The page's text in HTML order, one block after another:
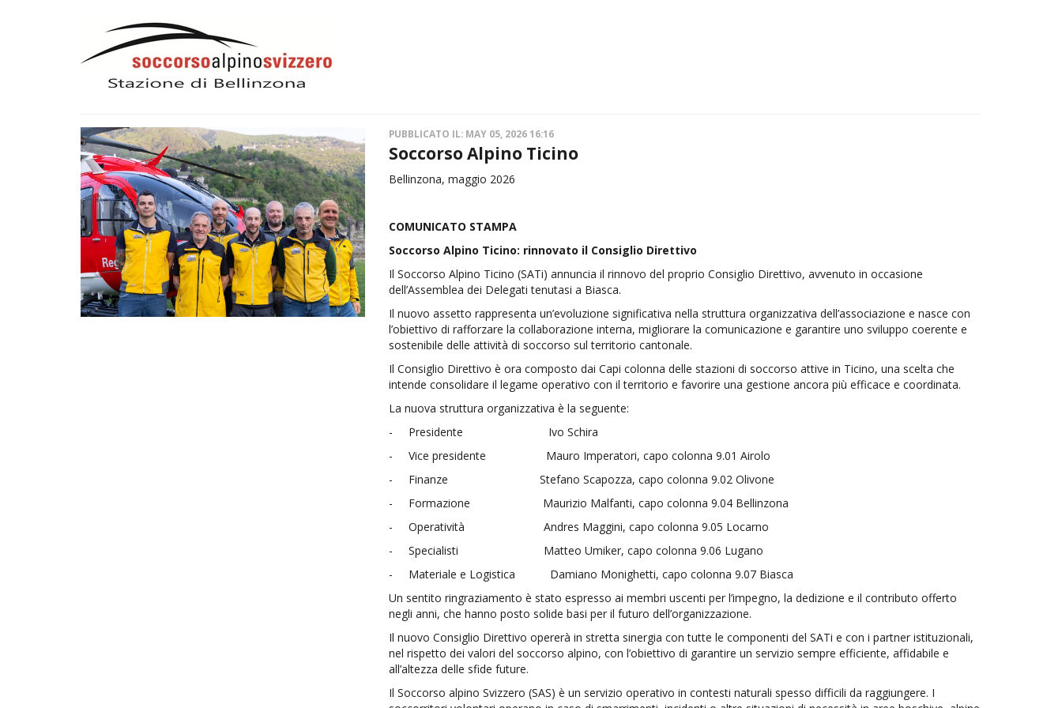
PUBBLICATO IL: MAY 05, 2026 16:16
Soccorso Alpino Ticino
Bellinzona, maggio 2026
COMUNICATO STAMPA
Soccorso Alpino Ticino: rinnovato il Consiglio Direttivo
Il Soccorso Alpino Ticino (SATi) annuncia il rinnovo del proprio Consiglio Direttivo, avvenuto in occasione
dell’Assemblea dei Delegati tenutasi a Biasca.
Il nuovo assetto rappresenta un’evoluzione significativa nella struttura organizzativa dell’associazione e nasce con
l’obiettivo di rafforzare la collaborazione interna, migliorare la comunicazione e garantire uno sviluppo coerente e
sostenibile delle attività di soccorso sul territorio cantonale.
Il Consiglio Direttivo è ora composto dai Capi colonna delle stazioni di soccorso attive in Ticino, una scelta che
intende consolidare il legame operativo con il territorio e favorire una gestione ancora più efficace e coordinata.
La nuova struttura organizzativa è la seguente:
- Presidente Ivo Schira
- Vice presidente Mauro Imperatori, capo colonna 9.01 Airolo
- Finanze Stefano Scapozza, capo colonna 9.02 Olivone
- Formazione Maurizio Malfanti, capo colonna 9.04 Bellinzona
- Operatività Andres Maggini, capo colonna 9.05 Locarno
- Specialisti Matteo Umiker, capo colonna 9.06 Lugano
- Materiale e Logistica Damiano Monighetti, capo colonna 9.07 Biasca
Un sentito ringraziamento è stato espresso ai membri uscenti per l’impegno, la dedizione e il contributo offerto
negli anni, che hanno posto solide basi per il futuro dell’organizzazione.
Il nuovo Consiglio Direttivo opererà in stretta sinergia con tutte le componenti del SATi e con i partner istituzionali,
nel rispetto dei valori del soccorso alpino, con l’obiettivo di garantire un servizio sempre efficiente, affidabile e
all’altezza delle sfide future.
Il Soccorso alpino Svizzero (SAS) è un servizio operativo in contesti naturali spesso difficili da raggiungere. I